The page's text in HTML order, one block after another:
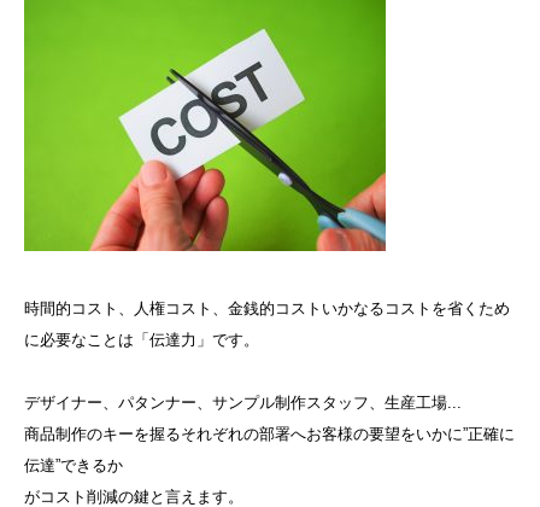
時間的コスト、人権コスト、金銭的コストいかなるコストを省くため
に必要なことは「伝達力」です。
デザイナー、パタンナー、サンプル制作スタッフ、生産工場...
商品制作のキーを握るそれぞれの部署へお客様の要望をいかに”正確に
伝達”できるか
がコスト削減の鍵と言えます。